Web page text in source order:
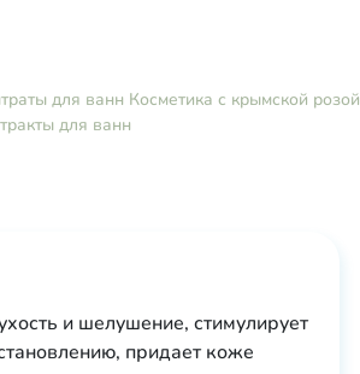
для ванн Косметика с крымской розой
для ванн
и шелушение, стимулирует
придает коже